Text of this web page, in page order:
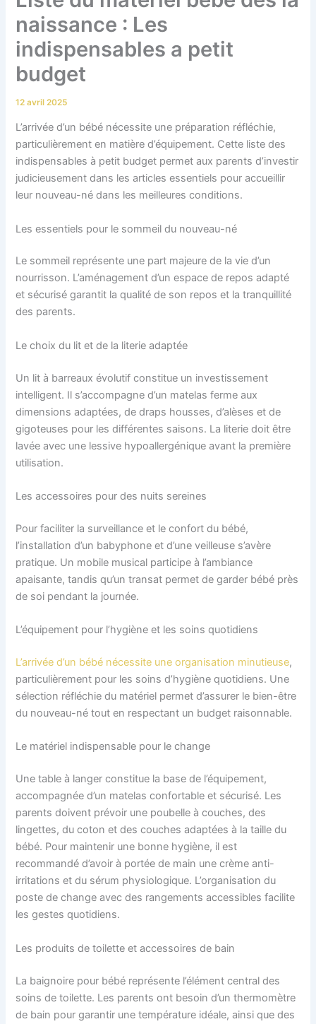
naissance : Les
indispensables a petit
budget
12 avril 2025
L’arrivée d’un bébé nécessite une préparation réfléchie,
particulièrement en matière d’équipement. Cette liste des
indispensables à petit budget permet aux parents d’investir
judicieusement dans les articles essentiels pour accueillir
leur nouveau-né dans les meilleures conditions.
Les essentiels pour le sommeil du nouveau-né
Le sommeil représente une part majeure de la vie d’un
nourrisson. L’aménagement d’un espace de repos adapté
et sécurisé garantit la qualité de son repos et la tranquillité
des parents.
Le choix du lit et de la literie adaptée
Un lit à barreaux évolutif constitue un investissement
intelligent. Il s’accompagne d’un matelas ferme aux
dimensions adaptées, de draps housses, d’alèses et de
gigoteuses pour les différentes saisons. La literie doit être
lavée avec une lessive hypoallergénique avant la première
utilisation.
Les accessoires pour des nuits sereines
Pour faciliter la surveillance et le confort du bébé,
l’installation d’un babyphone et d’une veilleuse s’avère
pratique. Un mobile musical participe à l’ambiance
apaisante, tandis qu’un transat permet de garder bébé près
de soi pendant la journée.
L’équipement pour l’hygiène et les soins quotidiens
L’arrivée d’un bébé nécessite une organisation minutieuse,
particulièrement pour les soins d’hygiène quotidiens. Une
sélection réfléchie du matériel permet d’assurer le bien-être
du nouveau-né tout en respectant un budget raisonnable.
Le matériel indispensable pour le change
Une table à langer constitue la base de l’équipement,
accompagnée d’un matelas confortable et sécurisé. Les
parents doivent prévoir une poubelle à couches, des
lingettes, du coton et des couches adaptées à la taille du
bébé. Pour maintenir une bonne hygiène, il est
recommandé d’avoir à portée de main une crème anti-
irritations et du sérum physiologique. L’organisation du
poste de change avec des rangements accessibles facilite
les gestes quotidiens.
Les produits de toilette et accessoires de bain
La baignoire pour bébé représente l’élément central des
soins de toilette. Les parents ont besoin d’un thermomètre
de bain pour garantir une température idéale, ainsi que des